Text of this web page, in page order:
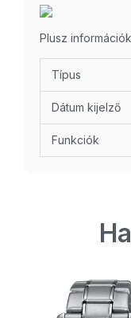
Plusz információk
Típus
Dátum kijelző
Funkciók